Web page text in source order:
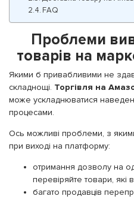
FAQ
Проблеми
товарів на
Якими б привабливими не
складнощі. Торгівля на
може ускладнюватися
процесами.
Ось можливі проблеми, з
при виході на платформу:
отримання дозволу на
перевіряйте товари, які
багато продавців